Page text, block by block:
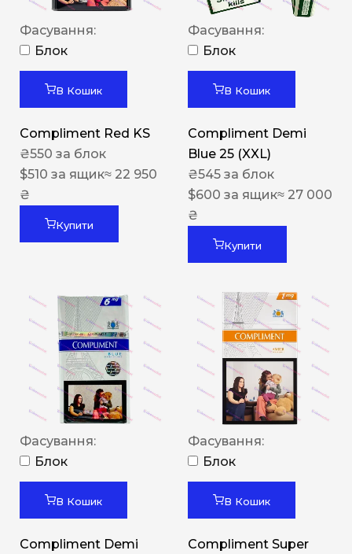
Фасування:
Блок
В Кошик
Compliment Red KS
₴550 за блок
$510 за ящик≈ 22 950
₴
Купити
Фасування:
Блок
В Кошик
Compliment Demi
Blue 25 (XXL)
₴545 за блок
$600 за ящик≈ 27 000
₴
Купити
Фасування:
Блок
В Кошик
Compliment Demi
Фасування:
Блок
В Кошик
Compliment Super